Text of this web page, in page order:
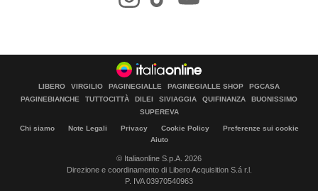
LIBERO VIRGILIO PAGINEGIALLE PAGINEGIALLE SHOP
PGCASA
PAGINEBIANCHE
TUTTOCITTÀ DILEI SIVIAGGIA QUIFINANZA
BUONISSIMO
SUPEREVA
Chi siamo Note Legali Privacy Cookie Policy
Preferenze sui cookie
Aiuto
© Italiaonline S.p.A. 2026
Direzione e coordinamento di Libero Acquisition S.á r.l.
P. IVA 03970540963